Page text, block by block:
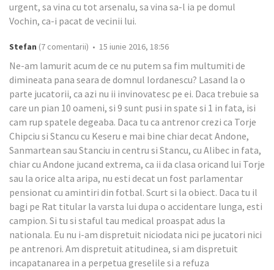
urgent, sa vina cu tot arsenalu, sa vina sa-l ia pe domul
Vochin, ca-i pacat de vecinii lui.
Stefan (7 comentarii) • 15 iunie 2016, 18:56
Ne-am lamurit acum de ce nu putem sa fim multumiti de
dimineata pana seara de domnul Iordanescu? Lasand la o
parte jucatorii, ca azi nu ii invinovatesc pe ei. Daca trebuie sa
care un pian 10 oameni, si 9 sunt pusi in spate si 1 in fata, isi
cam rup spatele degeaba. Daca tu ca antrenor crezi ca Torje
Chipciu si Stancu cu Keseru e mai bine chiar decat Andone,
Sanmartean sau Stanciu in centru si Stancu, cu Alibec in fata,
chiar cu Andone jucand extrema, ca ii da clasa oricand lui Torje
sau la orice alta aripa, nu esti decat un fost parlamentar
pensionat cu amintiri din fotbal. Scurt si la obiect. Daca tu il
bagi pe Rat titular la varsta lui dupa o accidentare lunga, esti
campion. Si tu si staful tau medical proaspat adus la
nationala. Eu nu i-am dispretuit niciodata nici pe jucatori nici
pe antrenori. Am dispretuit atitudinea, si am dispretuit
incapatanarea in a perpetua greselile si a refuza